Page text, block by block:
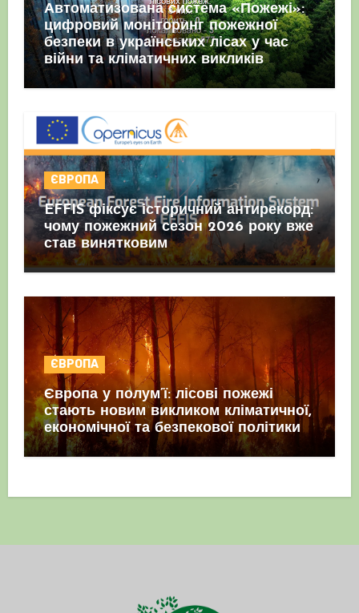
Автоматизована система «Пожежі»:
цифровий моніторинг пожежної
безпеки в українських лісах у час
війни та кліматичних викликів
ЄВРОПА
EFFIS фіксує історичний антирекорд:
чому пожежний сезон 2026 року вже
став винятковим
ЄВРОПА
Європа у полум’ї: лісові пожежі
стають новим викликом кліматичної,
економічної та безпекової політики